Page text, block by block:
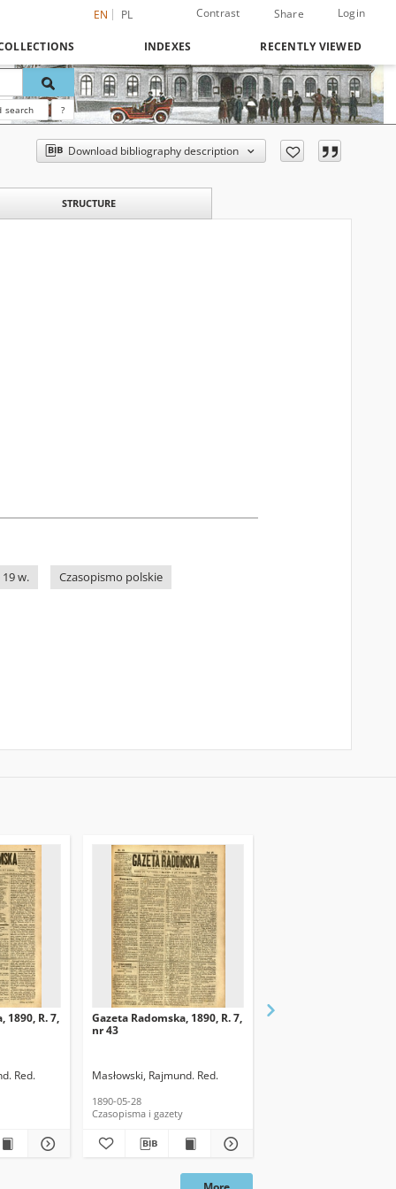
EN PL Contrast Share Login
INDEXES RECENTLY VIEWED
search ?
Download bibliography description
STRUCTURE
w.
Czasopismo polskie
1890, R. 7,
Red.
Gazeta Radomska, 1890, R. 7,
nr 43
Masłowski, Rajmund. Red.
1890-05-28
Czasopisma i gazety